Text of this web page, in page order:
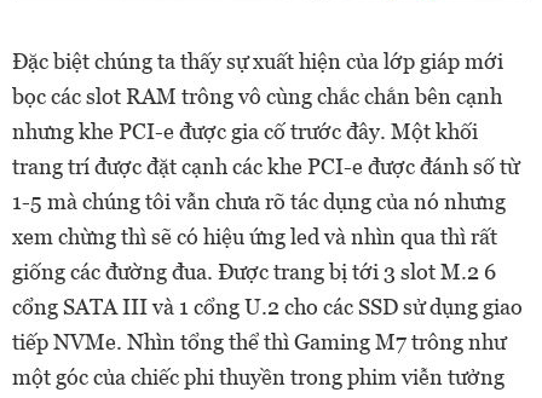
Đặc biệt chúng ta thấy sự xuất hiện của lớp giáp mới
bọc các slot RAM trông vô cùng chắc chắn bên cạnh
nhưng khe PCI-e được gia cố trước đây. Một khối
trang trí được đặt cạnh các khe PCI-e được đánh số từ
1-5 mà chúng tôi vẫn chưa rõ tác dụng của nó nhưng
xem chừng thì sẽ có hiệu ứng led và nhìn qua thì rất
giống các đường đua. Được trang bị tới 3 slot M.2 6
cổng SATA III và 1 cổng U.2 cho các SSD sử dụng giao
tiếp NVMe. Nhìn tổng thể thì Gaming M7 trông như
một góc của chiếc phi thuyền trong phim viễn tưởng